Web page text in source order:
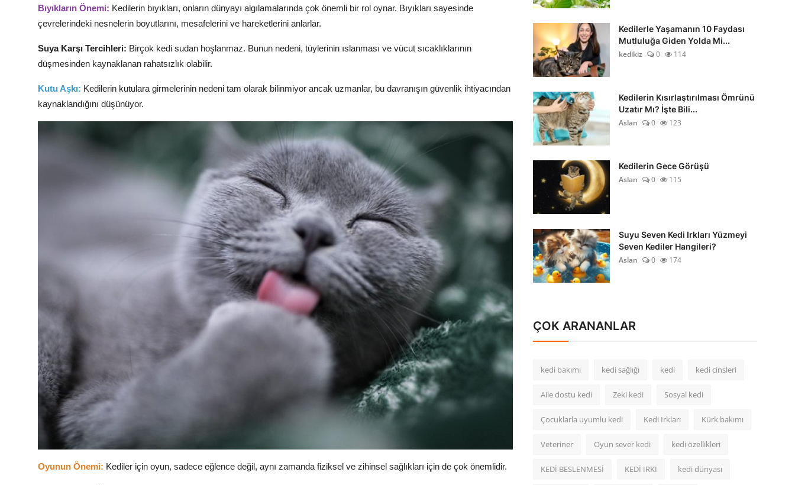
Bıyıkların Önemi: Kedilerin bıyıkları, onların dünyayı algılamalarında çok önemli bir rol oynar. Bıyıkları sayesinde
çevrelerindeki nesnelerin boyutlarını, mesafelerini ve hareketlerini anlarlar.
Suya Karşı Tercihleri: Birçok kedi sudan hoşlanmaz. Bunun nedeni, tüylerinin ıslanması ve vücut sıcaklıklarının
düşmesinden kaynaklanan rahatsızlık olabilir.
Kutu Aşkı: Kedilerin kutulara girmelerinin nedeni tam olarak bilinmiyor ancak uzmanlar, bu davranışın güvenlik ihtiyacından
kaynaklandığını düşünüyor.
Oyunun Önemi: Kediler için oyun, sadece eğlence değil, aynı zamanda fiziksel ve zihinsel sağlıkları için de çok önemlidir.
Kedilerle Yaşamanın 10 Faydası
Mutluluğa Giden Yolda Mi...
kedikiz
0 114
Kedilerin Kısırlaştırılması Ömrünü
Uzatır Mı? İşte Bili...
Aslan
0 123
Kedilerin Gece Görüşü
Aslan
0 115
Suyu Seven Kedi Irkları Yüzmeyi
Seven Kediler Hangileri?
Aslan
0 174
ÇOK ARANANLAR
kedi bakımı kedi sağlığı kedi kedi cinsleri
Aile dostu kedi Zeki kedi Sosyal kedi
Çocuklarla uyumlu kedi Kedi Irkları Kürk bakımı
Veteriner Oyun sever kedi kedi özellikleri
KEDİ BESLENMESİ KEDİ IRKI kedi dünyası